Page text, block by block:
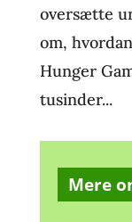
oversætte
om,
Hunger
tusinder...
Mere